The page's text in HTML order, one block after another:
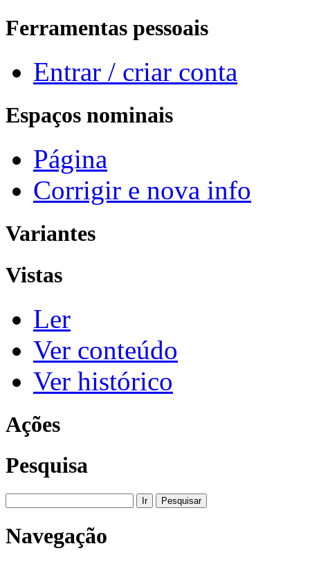
Ferramentas pessoais
Entrar / criar conta
Espaços nominais
Página
Corrigir e nova info
Variantes
Vistas
Ler
Ver conteúdo
Ver histórico
Ações
Pesquisa
Navegação